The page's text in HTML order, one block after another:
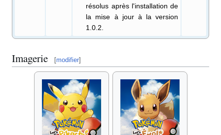
résolus après l'installation de
la mise à jour à la version
1.0.2.
Imagerie [modifier]